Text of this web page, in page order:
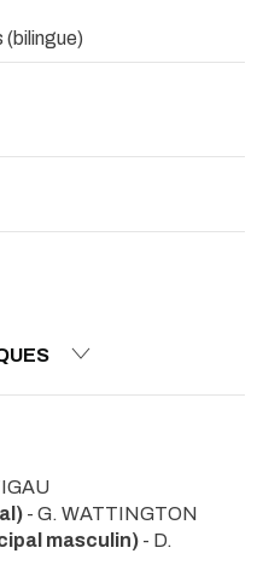
(bilingue)
- G. WATTINGTON
masculin) - D.